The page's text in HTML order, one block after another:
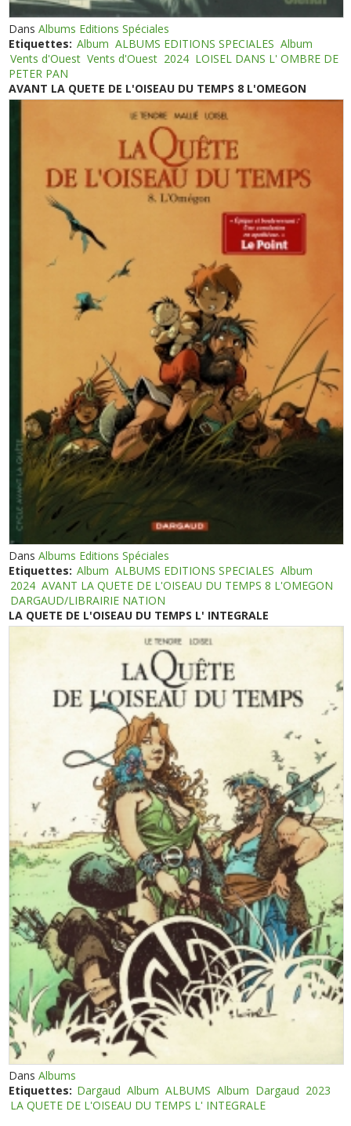
DansAlbums Editions Spéciales
Etiquettes: Album ALBUMS EDITIONS SPECIALES Album
Vents d'Ouest Vents d'Ouest 2024 LOISEL DANS L' OMBRE DE
PETER PAN
AVANT LA QUETE DE L'OISEAU DU TEMPS 8 L'OMEGON
DansAlbums Editions Spéciales
Etiquettes: Album ALBUMS EDITIONS SPECIALES Album
2024 AVANT LA QUETE DE L'OISEAU DU TEMPS 8 L'OMEGON
DARGAUD/LIBRAIRIE NATION
LA QUETE DE L'OISEAU DU TEMPS L' INTEGRALE
DansAlbums
Etiquettes: Dargaud Album ALBUMS Album Dargaud 2023
LA QUETE DE L'OISEAU DU TEMPS L' INTEGRALE